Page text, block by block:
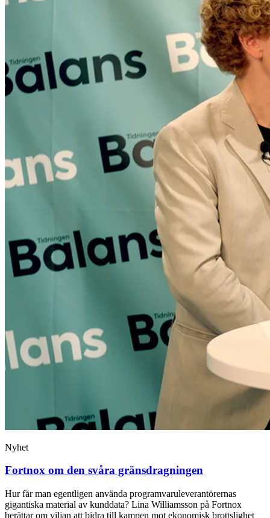
Nyhet
Fortnox om den svåra gränsdragningen
Hur får man egentligen använda programvaruleverantörernas
gigantiska material av kunddata? Lina Williamsson på Fortnox
berättar om viljan att bidra till kampen mot ekonomisk brottslighet